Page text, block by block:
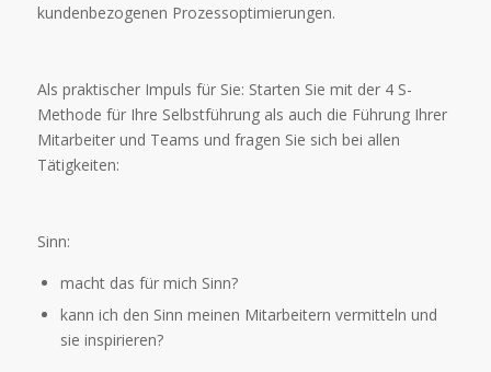
kundenbezogenen Prozessoptimierungen.
Als praktischer Impuls für Sie: Starten Sie mit der 4 S-
Methode für Ihre Selbstführung als auch die Führung Ihrer
Mitarbeiter und Teams und fragen Sie sich bei allen
Tätigkeiten:
Sinn:
macht das für mich Sinn?
kann ich den Sinn meinen Mitarbeitern vermitteln und
sie inspirieren?